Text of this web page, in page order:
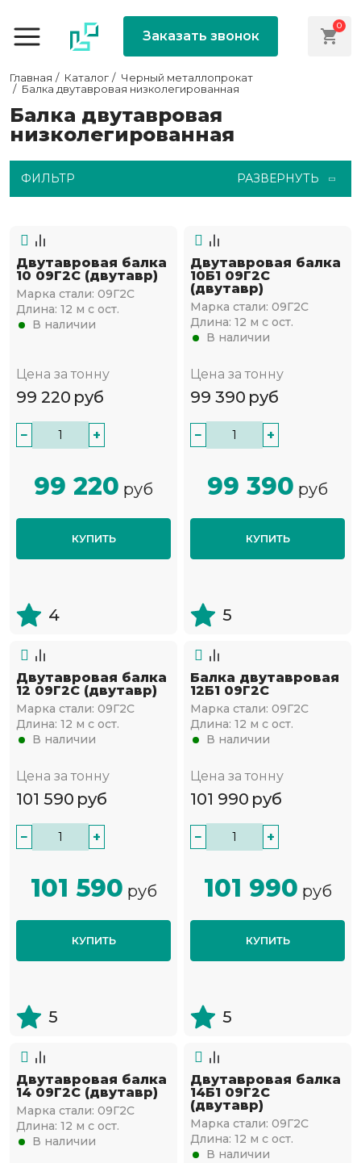
Заказать звонок
0
Главная Каталог
Черный металлопрокат
Балка двутавровая низколегированная
Балка двутавровая
низколегированная
ФИЛЬТР РАЗВЕРНУТЬ
Двутавровая балка
10 09Г2С (двутавр)
Марка стали: 09Г2С
Длина: 12 м с ост.
В наличии
Цена за тонну
99 220 руб
− +
99 220 руб
КУПИТЬ
4
Двутавровая балка
10Б1 09Г2С
(двутавр)
Марка стали: 09Г2С
Длина: 12 м с ост.
В наличии
Цена за тонну
99 390 руб
− +
99 390 руб
КУПИТЬ
5
Двутавровая балка
12 09Г2С (двутавр)
Марка стали: 09Г2С
Длина: 12 м с ост.
В наличии
Цена за тонну
101 590 руб
− +
101 590 руб
КУПИТЬ
5
Балка двутавровая
12Б1 09Г2С
Марка стали: 09Г2С
Длина: 12 м с ост.
В наличии
Цена за тонну
101 990 руб
− +
101 990 руб
КУПИТЬ
5
Двутавровая балка
14 09Г2С (двутавр)
Марка стали: 09Г2С
Длина: 12 м с ост.
В наличии
Двутавровая балка
14Б1 09Г2С
(двутавр)
Марка стали: 09Г2С
Длина: 12 м с ост.
В наличии